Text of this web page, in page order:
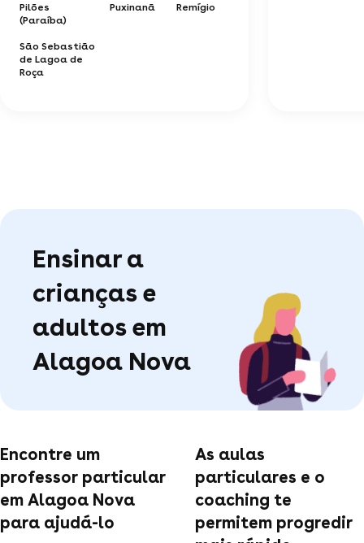
Pilões
(Paraíba)
Puxinanã Remígio
São Sebastião
de Lagoa de
Roça
Ensinar a
crianças e
adultos em
Alagoa Nova
Encontre um
professor particular
em Alagoa Nova
para ajudá-lo
As aulas
particulares e o
coaching te
permitem progredir